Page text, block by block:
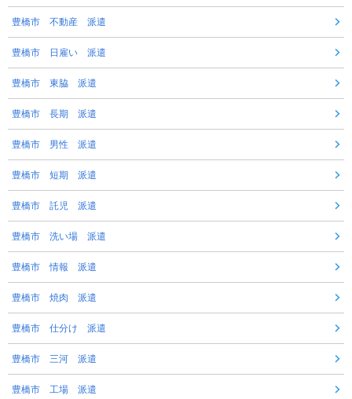
豊橋市 不動産 派遣
豊橋市 日雇い 派遣
豊橋市 東脇 派遣
豊橋市 長期 派遣
豊橋市 男性 派遣
豊橋市 短期 派遣
豊橋市 託児 派遣
豊橋市 洗い場 派遣
豊橋市 情報 派遣
豊橋市 焼肉 派遣
豊橋市 仕分け 派遣
豊橋市 三河 派遣
豊橋市 工場 派遣